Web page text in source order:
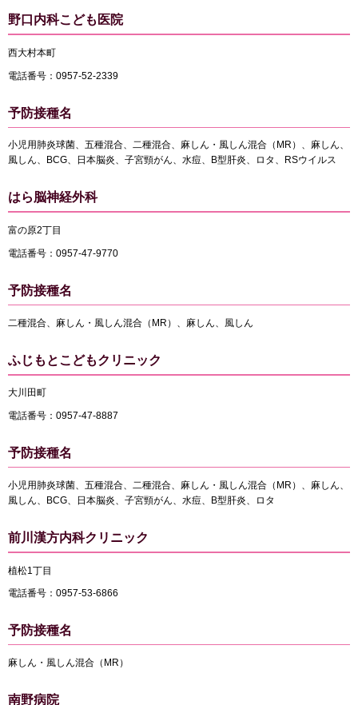
野口内科こども医院
西大村本町
電話番号：0957-52-2339
予防接種名
小児用肺炎球菌、五種混合、二種混合、麻しん・風しん混合（MR）、麻しん、
風しん、BCG、日本脳炎、子宮頸がん、水痘、B型肝炎、ロタ、RSウイルス
はら脳神経外科
富の原2丁目
電話番号：0957-47-9770
予防接種名
二種混合、麻しん・風しん混合（MR）、麻しん、風しん
ふじもとこどもクリニック
大川田町
電話番号：0957-47-8887
予防接種名
小児用肺炎球菌、五種混合、二種混合、麻しん・風しん混合（MR）、麻しん、
風しん、BCG、日本脳炎、子宮頸がん、水痘、B型肝炎、ロタ
前川漢方内科クリニック
植松1丁目
電話番号：0957-53-6866
予防接種名
麻しん・風しん混合（MR）
南野病院